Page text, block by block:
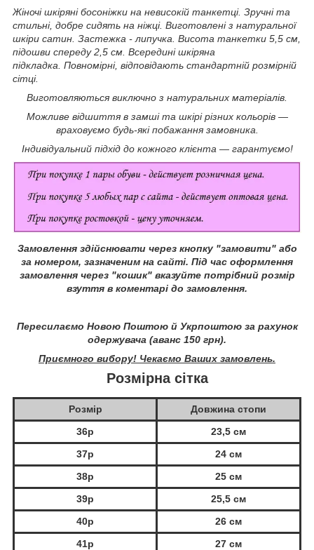
Жіночі шкіряні босоніжки на невисокій танкетці. Зручні та
стильні, добре сидять на ніжці. Виготовлені з натуральної
шкіри сатин. Застежка - липучка. Висота танкетки 5,5 см,
підошви спереду 2,5 см. Всередині шкіряна
підкладка. Повномірні, відповідають стандартній розмірній
сітці.
Виготовляються виключно з натуральних матеріалів.
Можливе відшиття в замші та шкірі різних кольорів —
враховуємо будь-які побажання замовника.
Індивідуальний підхід до кожного клієнта — гарантуємо!
Замовлення здійснювати через кнопку "замовити" або
за номером, зазначеним на сайті. Під час оформлення
замовлення через "кошик" вказуйте потрібний розмір
взуття в коментарі до замовлення.
Пересилаємо Новою Поштою й Укрпоштою за рахунок
одержувача (аванс 150 грн).
Приємного вибору! Чекаємо Ваших замовлень.
Розмір Довжина стопи
Розмірна сітка
36р
23,5 см
37р
24 см
38р
25 см
39р
25,5 см
40р
26 см
41р
27 см